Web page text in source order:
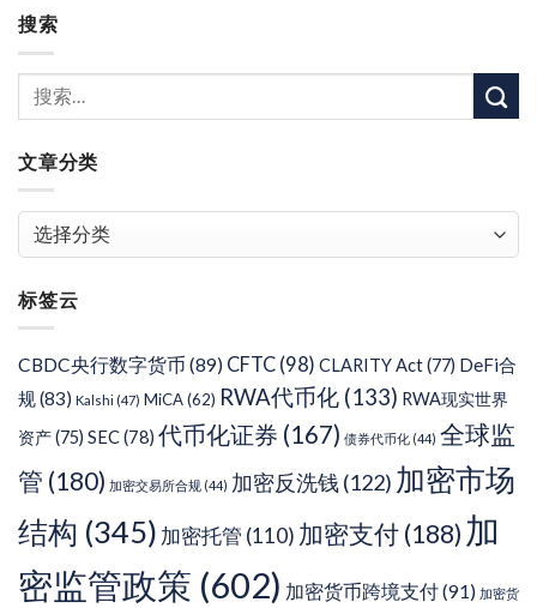
搜索
文章分类
类
标签云
CBDC央行数字货币 (89) CFTC (98) CLARITY Act(77) DeFi合
规(83) Kalshi (47) MiCA(62) RWA代币化 (133) RWA现实世界
资产(75) SEC(78) 代币化证券 (167) 债券代币化 (44) 全球监
管 (180) 加密交易所合规 (44) 加密反洗钱 (122) 加密市场
结构 (345) 加密托管 (110) 加密支付 (188) 加
密监管政策 (602) 加密货币跨境支付(91) 加密货